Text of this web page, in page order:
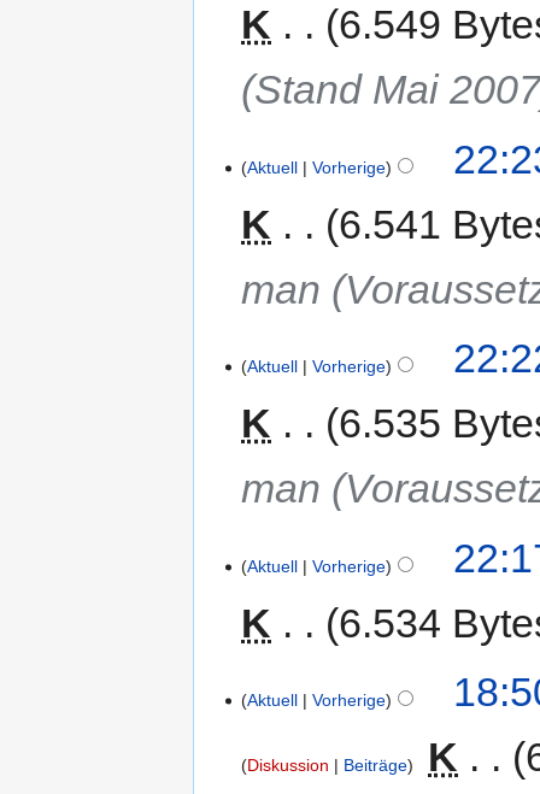
K
6.549
(Stand Mai
Aktuell Vorherige
K
6.541
man
Aktuell Vorherige
K
6.535
man
Aktuell Vorherige
K
6.534
Aktuell Vorherige
Diskussion Beiträge K